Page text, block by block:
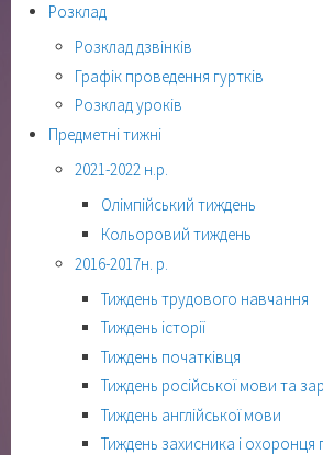
Розклад
Розклад дзвінків
Графік проведення гуртків
Розклад уроків
Предметні тижні
2021-2022 н.р.
Олімпійський тиждень
Кольоровий тиждень
2016-2017н. р.
Тиждень трудового навчання
Тиждень історії
Тиждень початківця
Тиждень російської мови та
Тиждень англійської мови
Тиждень захисника і охоронця